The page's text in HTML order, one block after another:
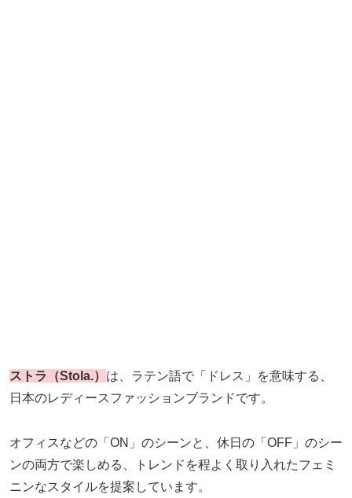
ストラ（Stola.） は、ラテン語で「ドレス」を意味する、
日本のレディースファッションブランドです。
オフィスなどの「ON」のシーンと、休日の「OFF」のシー
ンの両方で楽しめる、トレンドを程よく取り入れたフェミ
ニンなスタイルを提案しています。